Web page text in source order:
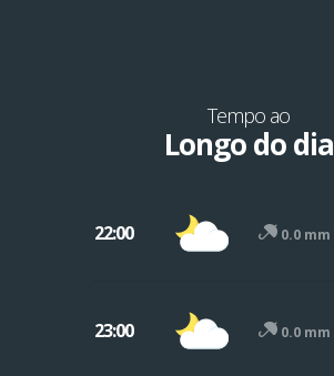
Tempo ao
Longo do dia
22:00 0.0 mm
23:00 0.0 mm